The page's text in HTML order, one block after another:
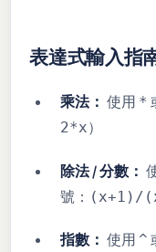
表達式輸入指
乘法： 使用 *
2*x）
除法 / 分數：
號： (x+1)/
指數： 使用 ^